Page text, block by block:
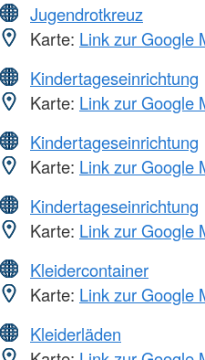
Jugendrotkreuz
Karte: Link zur Google
Kindertageseinrichtung
Karte: Link zur Google
Kindertageseinrichtung
Karte: Link zur Google
Kindertageseinrichtung
Karte: Link zur Google
Kleidercontainer
Karte: Link zur Google
Kleiderläden